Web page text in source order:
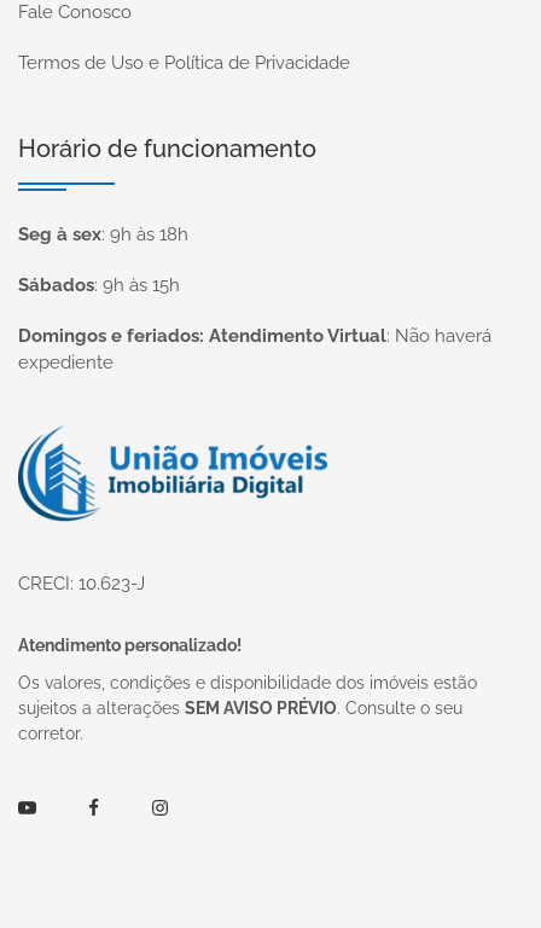
Fale Conosco
Termos de Uso e Política de Privacidade
Horário de funcionamento
Seg à sex: 9h às 18h
Sábados: 9h às 15h
Domingos e feriados: Atendimento Virtual: Não haverá
expediente
Página inicial
CRECI: 10.623-J
Atendimento personalizado!
Os valores, condições e disponibilidade dos imóveis estão
sujeitos a alterações SEM AVISO PRÉVIO. Consulte o seu
corretor.
Youtube FacebookInstagram